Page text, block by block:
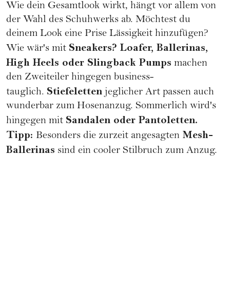
Wie dein Gesamtlook wirkt, hängt vor allem von
der Wahl des Schuhwerks ab. Möchtest du
deinem Look eine Prise Lässigkeit hinzufügen?
Wie wär's mit Sneakers? Loafer, Ballerinas,
High Heels oder Slingback Pumps machen
den Zweiteiler hingegen business-
tauglich. Stiefeletten jeglicher Art passen auch
wunderbar zum Hosenanzug. Sommerlich wird's
hingegen mit Sandalen oder Pantoletten.
Tipp: Besonders die zurzeit angesagten Mesh-
Ballerinas sind ein cooler Stilbruch zum Anzug.